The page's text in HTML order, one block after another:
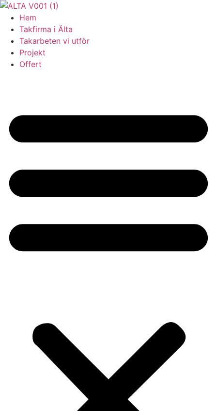
Skip
content
Hem
Takfirma i Älta
Takarbeten vi utför
Projekt
Offert